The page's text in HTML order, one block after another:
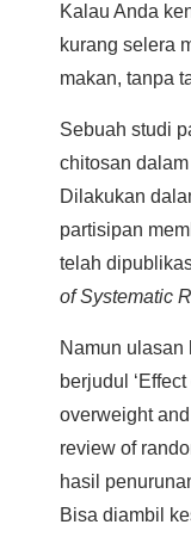
Kalau Anda
kurang selera
makan, tanpa
Sebuah studi
chitosan
Dilakukan
partisipan
telah
of Systematic
Namun ulasan
berjudul
overweight
review of
hasil
Bisa diambil